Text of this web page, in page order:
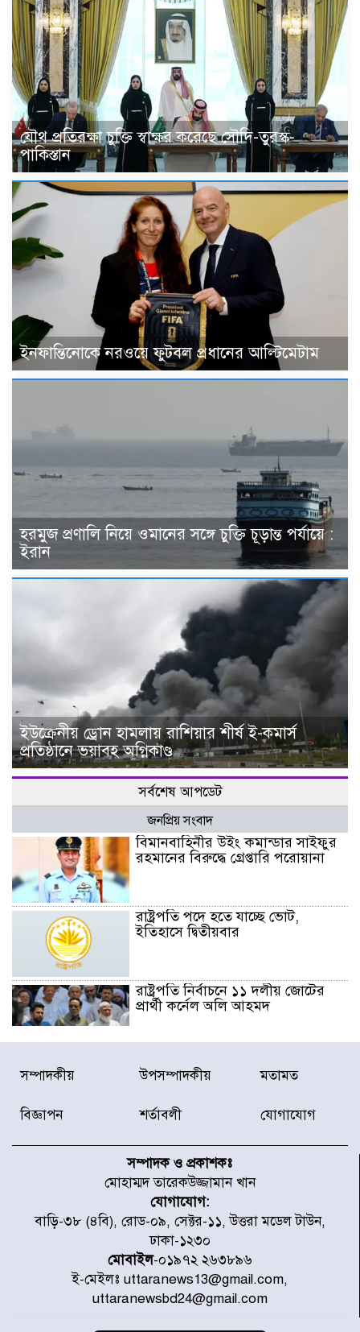
যৌথ প্রতিরক্ষা চুক্তি স্বাক্ষর করেছে সৌদি-তুরস্ক-
পাকিস্তান
ইনফান্তিনোকে নরওয়ে ফুটবল প্রধানের আল্টিমেটাম
হরমুজ প্রণালি নিয়ে ওমানের সঙ্গে চুক্তি চূড়ান্ত পর্যায়ে :
ইরান
ইউক্রেনীয় ড্রোন হামলায় রাশিয়ার শীর্ষ ই-কমার্স
প্রতিষ্ঠানে ভয়াবহ অগ্নিকাণ্ড
সর্বশেষ আপডেট
জনপ্রিয় সংবাদ
বিমানবাহিনীর উইং কমান্ডার সাইফুর
রহমানের বিরুদ্ধে গ্রেপ্তারি পরোয়ানা
রাষ্ট্রপতি পদে হতে যাচ্ছে ভোট,
ইতিহাসে দ্বিতীয়বার
রাষ্ট্রপতি নির্বাচনে ১১ দলীয় জোটের
প্রার্থী কর্নেল অলি আহমদ
ডিএনসিসির সঙ্গে সমন্বয়ে পরিচ্ছন্নতার
নতুন উদ্যোগ নিকুঞ্জ-টানপাড়ায়
উদ্যোগে উত্তরা ১৩ নং সেক্টর-এ
পরিষ্কার-পরিচ্ছন্নতা অভিযান
ডিএমপির অভিযানে ২৪ ঘণ্টায় গ্রেপ্তার
৫০৪, উদ্ধার মাদক-অস্ত্র
সন্দ্বীপের চরে বিপদে পড়া কচ্ছপ উদ্ধার
সাগরে অবমুক্ত
সম্পাদকীয় উপসম্পাদকীয় মতামত
বিজ্ঞাপন শর্তাবলী যোগাযোগ
সম্পাদক ও প্রকাশকঃ
মোহাম্মদ তারেকউজ্জামান খান
যোগাযোগ:
বাড়ি-৩৮ (৪বি), রোড-০৯, সেক্টর-১১, উত্তরা মডেল টাউন,
ঢাকা-১২৩০
মোবাইল-০১৯৭২ ২৬৩৮৯৬
ই-মেইলঃ uttaranews13@gmail.com,
uttaranewsbd24@gmail.com